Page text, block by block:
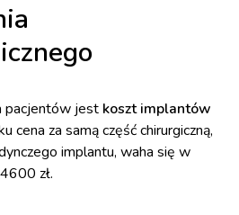
pacjentów jest koszt implantów
cena za samą część chirurgiczną,
implantu, waha się w
zł.